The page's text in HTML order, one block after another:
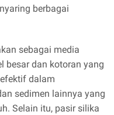
berbagai
sebagai media
besar dan kotoran yang
dalam
sedimen lainnya yang
Selain itu, pasir silika